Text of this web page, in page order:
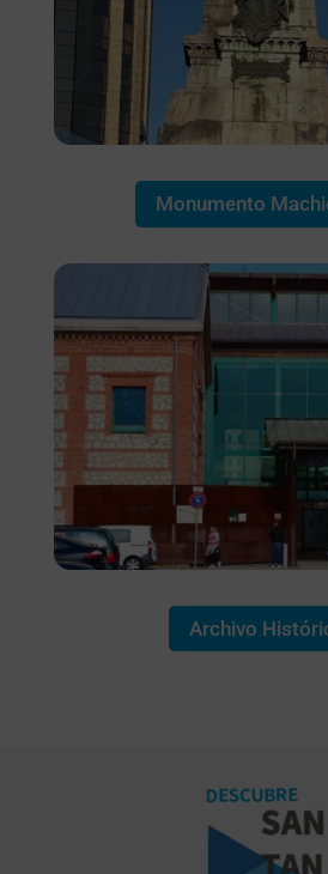
Monumento
Archivo